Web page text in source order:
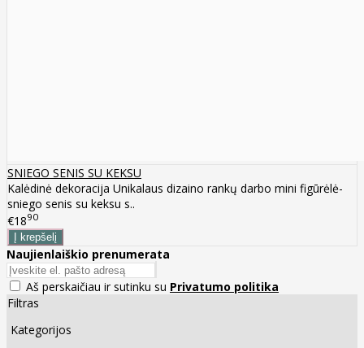
SNIEGO SENIS SU KEKSU
Kalėdinė dekoracija Unikalaus dizaino rankų darbo mini figūrėlė-
sniego senis su keksu s..
€1890
Naujienlaiškio prenumerata
Aš perskaičiau ir sutinku su Privatumo politika
Filtras
Kategorijos